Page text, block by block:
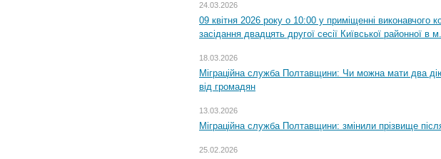
24.03.2026
09 квітня 2026 року о 10:00 у приміщенні виконавчого
засідання двадцять другої сесії Київської районної
18.03.2026
Міграційна служба Полтавщини: Чи можна мати два
від громадян
13.03.2026
Міграційна служба Полтавщини: змінили прізвище
25.02.2026